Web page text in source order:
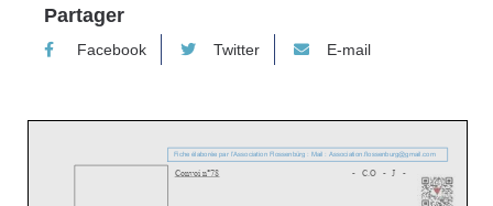
Partager
Facebook Twitter E-mail